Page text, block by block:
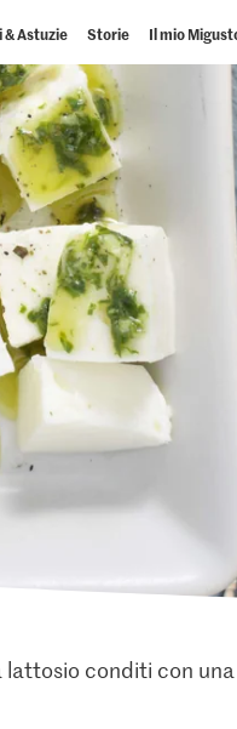
& Astuzie Storie Il mio
lattosio conditi con